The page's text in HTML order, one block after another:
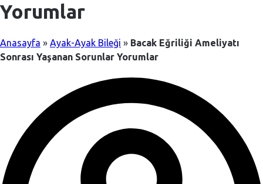
Yorumlar
Anasayfa » Ayak-Ayak Bileği » Bacak Eğriliği Ameliyatı
Sonrası Yaşanan Sorunlar Yorumlar